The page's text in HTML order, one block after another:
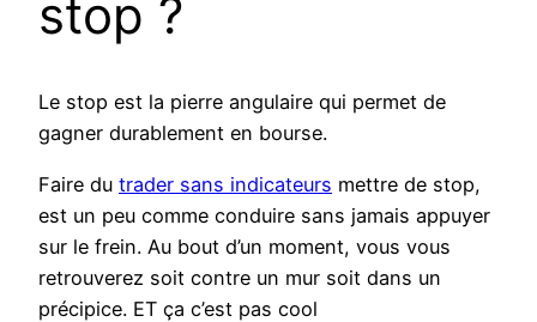
stop ?
Le stop est la pierre angulaire qui permet de
gagner durablement en bourse.
Faire du trader sans indicateurs mettre de stop,
est un peu comme conduire sans jamais appuyer
sur le frein. Au bout d’un moment, vous vous
retrouverez soit contre un mur soit dans un
précipice. ET ça c’est pas cool